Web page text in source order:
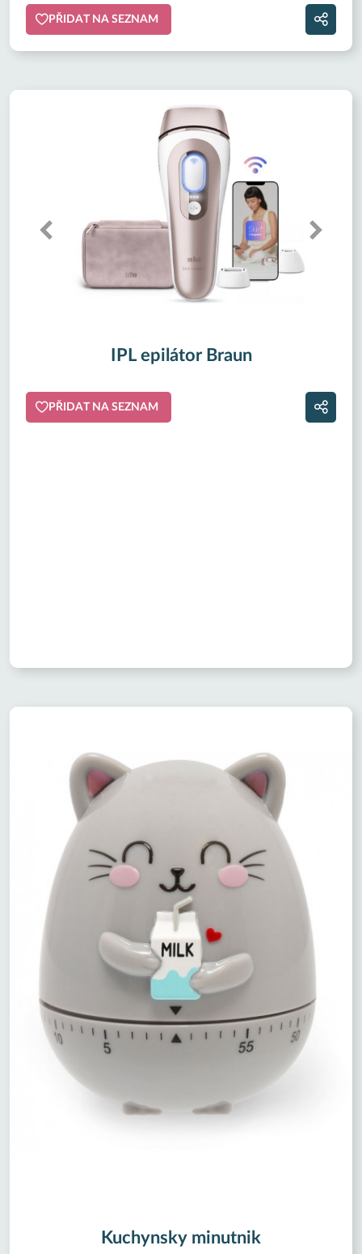
PŘIDAT NA SEZNAM
IPL epilátor Braun
PŘIDAT NA SEZNAM
Kuchynsky minutnik